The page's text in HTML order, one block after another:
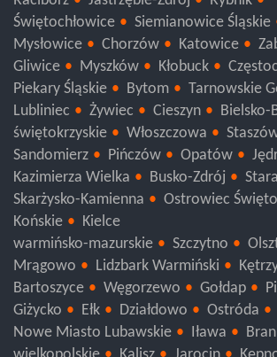
Racibórz
Jastrzębie-Zdrój
Rybnik
Świętochłowice
Siemianowice Śląskie
Mysłowice
Chorzów Katowice
Gliwice
Myszków Kłobuck
Piekary Śląskie
Bytom
Tarnowskie
Lubliniec
Żywiec Cieszyn
Bielsko-
świętokrzyskie
Włoszczowa
Staszów
Sandomierz
Pińczów Opatów
Kazimierza Wielka
Busko-Zdrój
Skarżysko-Kamienna
Ostrowiec
Końskie
warmińsko-mazurskie
Szczytno
Mrągowo
Lidzbark Warmiński
Bartoszyce
Węgorzewo Gołdap
Giżycko
Ełk Działdowo
Ostróda
Nowe Miasto Lubawskie
Iława